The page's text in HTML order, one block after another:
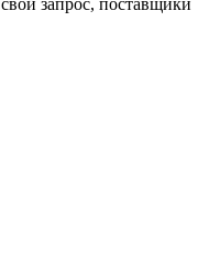
свой запрос, поставщики